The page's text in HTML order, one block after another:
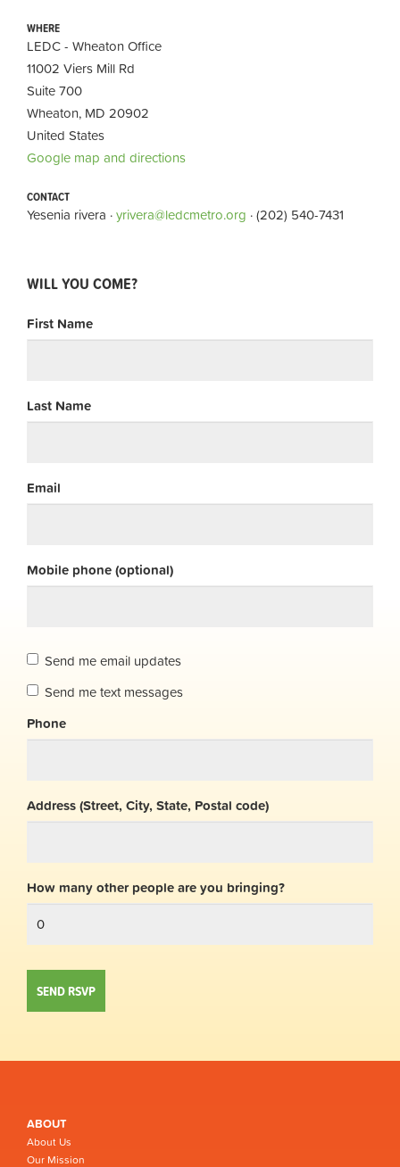
WHERE
LEDC - Wheaton Office
11002 Viers Mill Rd
Suite 700
Wheaton, MD 20902
United States
Google map and directions
CONTACT
Yesenia rivera ·yrivera@ledcmetro.org · (202) 540-7431
WILL YOU COME?
First Name
Last Name
Email
Mobile phone (optional)
Send me email updates
Send me text messages
Phone
Address (Street, City, State, Postal code)
How many other people are you bringing?
ABOUT
About Us
Our Mission